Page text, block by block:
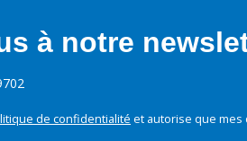
à notre
de confidentialité et autorise que